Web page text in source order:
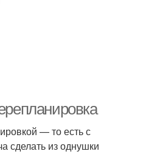
— то есть с
сделать из однушки